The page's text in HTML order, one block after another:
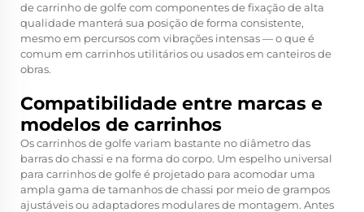
de carrinho de golfe com componentes de fixação de alta
qualidade manterá sua posição de forma consistente,
mesmo em percursos com vibrações intensas — o que é
comum em carrinhos utilitários ou usados em canteiros de
obras.
Compatibilidade entre marcas e
modelos de carrinhos
Os carrinhos de golfe variam bastante no diâmetro das
barras do chassi e na forma do corpo. Um espelho universal
para carrinhos de golfe é projetado para acomodar uma
ampla gama de tamanhos de chassi por meio de grampos
ajustáveis ou adaptadores modulares de montagem. Antes